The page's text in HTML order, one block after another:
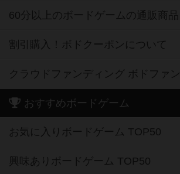
60分以上のボードゲームの通販商品
割引購入！ボドクーポンについて
クラウドファンディング ボドファン
おすすめボードゲーム
お気に入りボードゲーム TOP50
興味ありボードゲーム TOP50